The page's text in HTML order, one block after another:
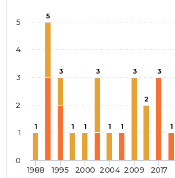
1
5
3
1 1
3
1 1
3
2
3
1
1988 1995 2000 2004 2009 2017
0
1
2
3
4
5